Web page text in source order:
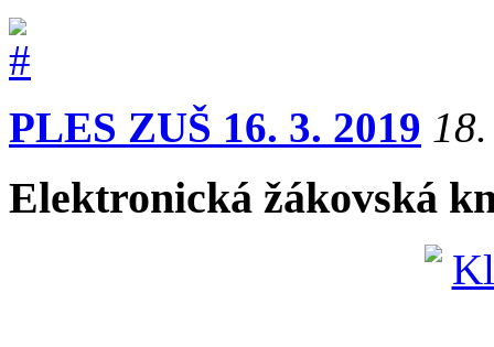
PLES ZUŠ 16. 3. 2019
Elektronická žákovská